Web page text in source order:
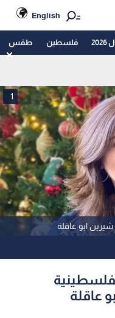
English
فلسطين طقس
شيرين ابو عاقلة
1
عاقلة